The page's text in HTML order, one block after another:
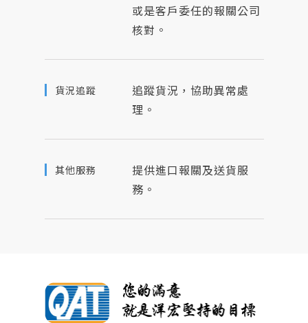
或是客戶委任的報關公司
核對。
貨況追蹤
追蹤貨況，協助異常處
理。
其他服務
提供進口報關及送貨服
務。